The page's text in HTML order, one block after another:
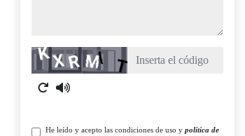
Captcha
He leído y acepto las condiciones de uso y política de